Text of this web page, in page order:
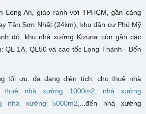
Long An, giáp ranh với TPHCM, gần cảng
Tân Sơn Nhất (24km), khu dân cư Phú Mỹ
đó, khu nhà xưởng Kizuna còn gần các
QL 1A, QL50 và cao tốc Long Thành - Bến
tối ưu: đa dạng diện tích: cho thuê nhà
thuê nhà xưởng 1000m2,
nhà xưởng
nhà xưởng 5000m2,...đến nhà xưởng